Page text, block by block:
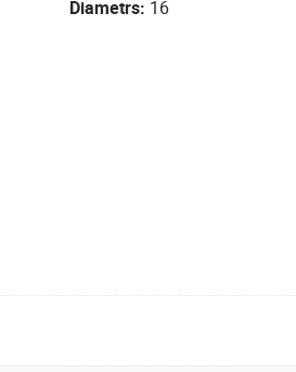
Diametrs 16